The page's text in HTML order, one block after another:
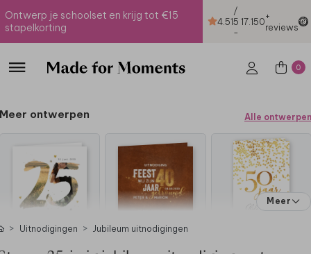
Ontwerp je schoolset en krijg tot €15
stapelkorting
4.51
/
5
-
17.150+
reviews
0
Meer ontwerpen Alle ontwerpen
Meer
Uitnodigingen Jubileum uitnodigingen